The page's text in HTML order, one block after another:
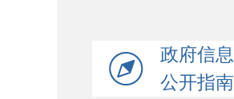
政府信息
公开指南